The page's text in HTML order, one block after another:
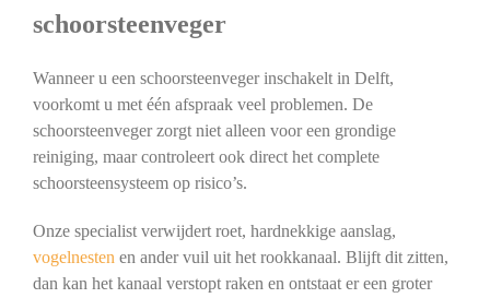
schoorsteenveger
Wanneer u een schoorsteenveger inschakelt in Delft,
voorkomt u met één afspraak veel problemen. De
schoorsteenveger zorgt niet alleen voor een grondige
reiniging, maar controleert ook direct het complete
schoorsteensysteem op risico’s.
Onze specialist verwijdert roet, hardnekkige aanslag,
vogelnesten en ander vuil uit het rookkanaal. Blijft dit zitten,
dan kan het kanaal verstopt raken en ontstaat er een groter